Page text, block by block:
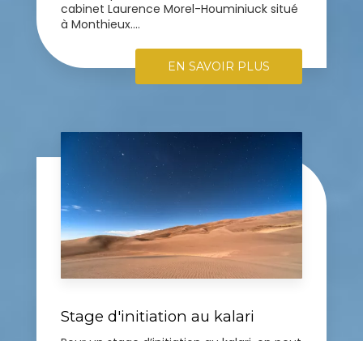
cabinet Laurence Morel-Houminiuck situé
à Monthieux....
EN SAVOIR PLUS
Stage d'initiation au kalari